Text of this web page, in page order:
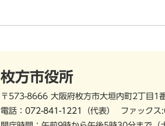
枚方市役所
〒573-8666 大阪府枚方市大垣内町2丁目1
電話： 072-841-1221 （代表） ファックス